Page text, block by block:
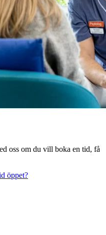
oss om du vill boka en tid, få
öppet?